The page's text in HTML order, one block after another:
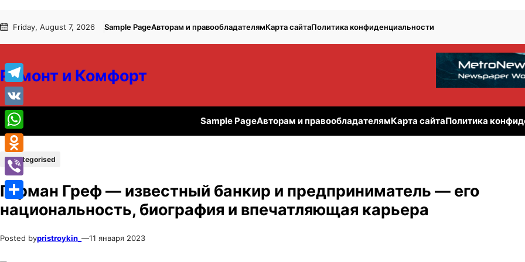
к
к
Friday, August 7, 2026 Sample PageАвторам и правообладателямКарта сайтаПолитика конфиденциальности
Ремонт и Комфорт
Sample PageАвторам и правообладателямКарта сайтаПолитика
Uncategorised
Герман Греф — известный банкир и предприниматель — его
национальность, биография и впечатляющая карьера
Posted bypristroykin_ —11 января 2023
Telegram
VK
WhatsApp
Odnoklassniki
Viber
Отправить